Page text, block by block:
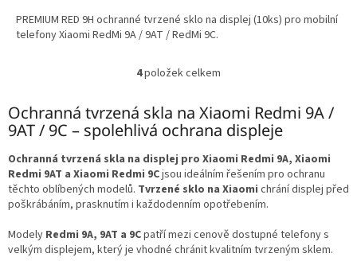
PREMIUM RED 9H ochranné tvrzené sklo na displej (10ks) pro mobilní
telefony Xiaomi RedMi 9A / 9AT / RedMi 9C.
O
l
á
d
a
c
í
p
v
k
4položek celkem
Ochranná tvrzená skla na Xiaomi Redmi 9A /
9AT / 9C – spolehlivá ochrana displeje
Ochranná tvrzená skla na displej pro Xiaomi Redmi 9A, Xiaomi
Redmi 9AT a Xiaomi Redmi 9Cjsou ideálním řešením pro ochranu
těchto oblíbených modelů. Tvrzené sklo na Xiaomi chrání displej před
poškrábáním, prasknutím i každodenním opotřebením.
Modely Redmi 9A, 9AT a 9Cpatří mezi cenově dostupné telefony s
velkým displejem, který je vhodné chránit kvalitním tvrzeným sklem.